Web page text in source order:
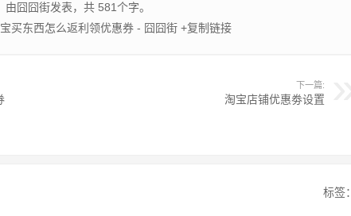
由囧囧街发表，共 581个字。
买东西怎么返利领优惠券 - 囧囧街 +复制链接
下一篇:
淘宝店铺优惠劵设置
标签：